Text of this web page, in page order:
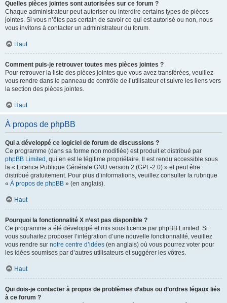
Quelles pièces jointes sont autorisées sur ce forum ?
Chaque administrateur peut autoriser ou interdire certains types de pièces
jointes. Si vous n’êtes pas certain de savoir ce qui est autorisé ou non, nous
vous invitons à contacter un administrateur du forum.
Haut
Comment puis-je retrouver toutes mes pièces jointes ?
Pour retrouver la liste des pièces jointes que vous avez transférées, veuillez
vous rendre dans le panneau de contrôle de l’utilisateur et suivre les liens vers
la section des pièces jointes.
Haut
À propos de phpBB
Qui a développé ce logiciel de forum de discussions ?
Ce programme (dans sa forme non modifiée) est produit et distribué par
phpBB Limited , qui en est le légitime propriétaire. Il est rendu accessible sous
la « Licence Publique Générale GNU version 2 (GPL-2.0) » et peut être
distribué gratuitement. Pour plus d’informations, veuillez consulter la rubrique
« À propos de phpBB » (en anglais).
Haut
Pourquoi la fonctionnalité X n’est pas disponible ?
Ce programme a été développé et mis sous licence par phpBB Limited. Si
vous souhaitez proposer l’intégration d’une nouvelle fonctionnalité, veuillez
vous rendre sur notre centre d’idées (en anglais) où vous pourrez voter pour
les idées soumises par d’autres utilisateurs et suggérer les vôtres.
Haut
Qui dois-je contacter à propos de problèmes d’abus ou d’ordres légaux liés
à ce forum ?